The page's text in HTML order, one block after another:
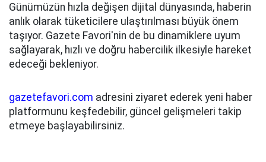
Günümüzün hızla değişen dijital dünyasında, haberin
anlık olarak tüketicilere ulaştırılması büyük önem
taşıyor. Gazete Favori'nin de bu dinamiklere uyum
sağlayarak, hızlı ve doğru habercilik ilkesiyle hareket
edeceği bekleniyor.
gazetefavori.com adresini ziyaret ederek yeni haber
platformunu keşfedebilir, güncel gelişmeleri takip
etmeye başlayabilirsiniz.